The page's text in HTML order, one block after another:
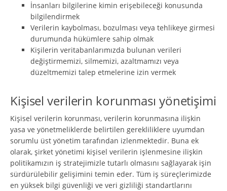
İnsanları bilgilerine kimin erişebileceği konusunda
bilgilendirmek
Verilerin kaybolması, bozulması veya tehlikeye girmesi
durumunda hükümlere sahip olmak
Kişilerin veritabanlarımızda bulunan verileri
değiştirmemizi, silmemizi, azaltmamızı veya
düzeltmemizi talep etmelerine izin vermek
Kişisel verilerin korunması yönetişimi
Kişisel verilerin korunması, verilerin korunmasına ilişkin
yasa ve yönetmeliklerde belirtilen gerekliliklere uyumdan
sorumlu üst yönetim tarafından izlenmektedir. Buna ek
olarak, şirket yönetimi kişisel verilerin işlenmesine ilişkin
politikamızın iş stratejimizle tutarlı olmasını sağlayarak işin
sürdürülebilir gelişimini temin eder. Tüm iş süreçlerimizde
en yüksek bilgi güvenliği ve veri gizliliği standartlarını